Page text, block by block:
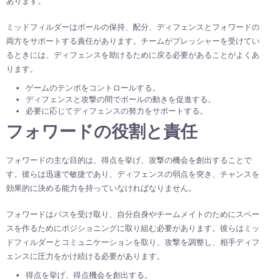
ミッドフィルダーはボールの保持、配分、ディフェンスとフォワードの
両方をサポートする責任があります。チームがプレッシャーを受けてい
るときには、ディフェンスを助けるために戻る必要があることがよくあ
ります。
ゲームのテンポをコントロールする。
ディフェンスと攻撃の間でボールの動きを促進する。
必要に応じてディフェンスの努力をサポートする。
フォワードの役割と責任
フォワードの主な目的は、得点を挙げ、攻撃の機会を創出することで
す。彼らは迅速で敏捷であり、ディフェンスの弱点を突き、チャンスを
効果的に決める能力を持っていなければなりません。
フォワードはパスを受け取り、自分自身やチームメイトのためにスペー
スを作るためにポジショニングに取り組む必要があります。彼らはミッ
ドフィルダーとコミュニケーションを取り、攻撃を調整し、相手ディフ
ェンスに圧力をかけ続ける必要があります。
得点を挙げ、得点機会を創出する。